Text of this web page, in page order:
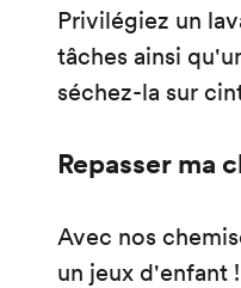
Privilégiez un
tâches ainsi
séchez-la sur
Repasser ma
Avec nos
un jeux d'enfant